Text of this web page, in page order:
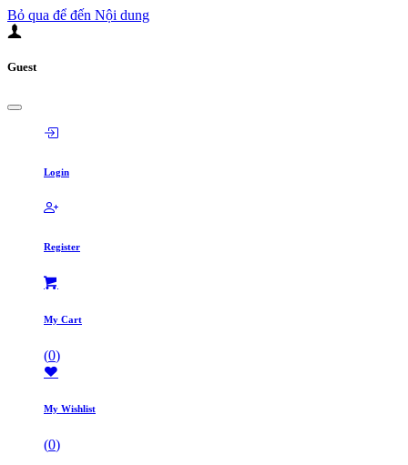
Bỏ qua để đến Nội dung
Guest
Login
Register
My Cart
(0)
My Wishlist
(0)